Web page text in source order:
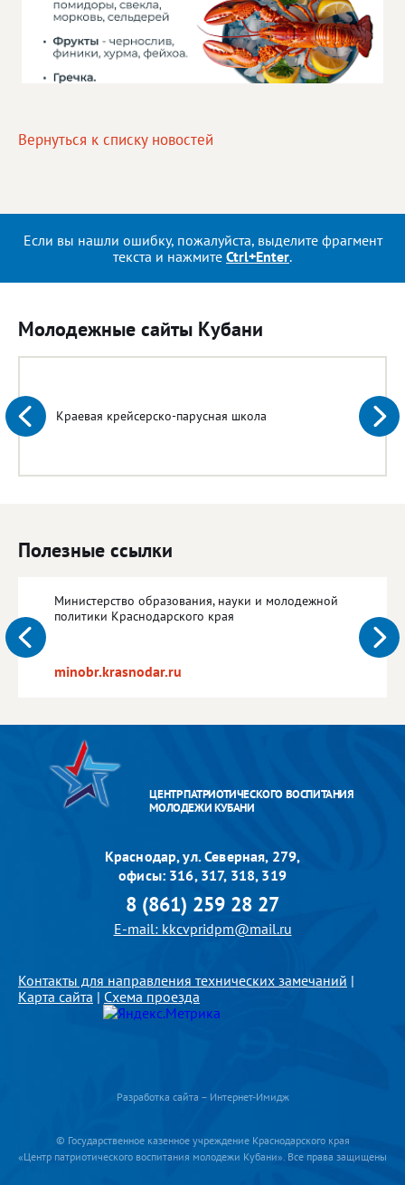
Вернуться к списку новостей
Если вы нашли ошибку, пожалуйста, выделите фрагмент
текста и нажмите Ctrl+Enter.
Молодежные сайты Кубани
Краевая крейсерско-парусная школа
Полезные ссылки
Министерство образования, науки и молодежной
политики Краснодарского края
minobr.krasnodar.ru
ЦЕНТР ПАТРИОТИЧЕСКОГО ВОСПИТАНИЯ
МОЛОДЕЖИ КУБАНИ
Краснодар, ул. Северная, 279,
офисы: 316, 317, 318, 319
8 (861) 259 28 27
E-mail: kkcvpridpm@mail.ru
Контакты для направления технических замечаний |
Карта сайта | Схема проезда
© Государственное казенное учреждение Краснодарского края
«Центр патриотического воспитания молодежи Кубани». Все права защищены
Разработка сайта – Интернет-Имидж